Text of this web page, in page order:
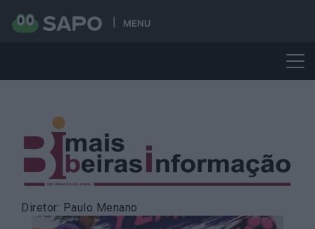
MENU
content
Diretor: Paulo Menano